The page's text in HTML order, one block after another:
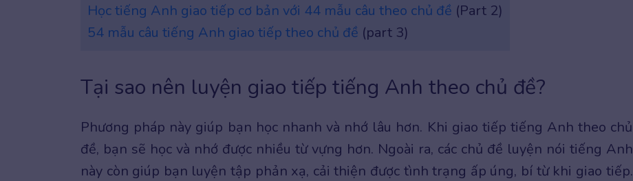
Học tiếng Anh giao tiếp cơ bản với 44 mẫu câu theo chủ đề (Part 2)
54 mẫu câu tiếng Anh giao tiếp theo chủ đề (part 3)
Tại sao nên luyện giao tiếp tiếng Anh theo chủ đề?
Phương pháp này giúp bạn học nhanh và nhớ lâu hơn. Khi giao tiếp tiếng Anh theo chủ
đề, bạn sẽ học và nhớ được nhiều từ vựng hơn. Ngoài ra, các chủ đề luyện nói tiếng Anh
này còn giúp bạn luyện tập phản xạ, cải thiện được tình trạng ấp úng, bí từ khi giao tiếp.